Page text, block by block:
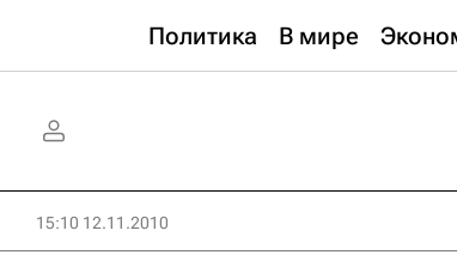
Политика В мире
15:10 12.11.2010